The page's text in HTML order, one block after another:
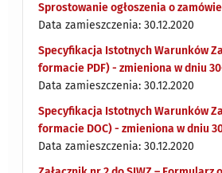
Sprostowanie ogłoszenia o
Data zamieszczenia: 30.12.2020
Specyfikacja Istotnych Warunków
formacie PDF) - zmieniona w dniu
Data zamieszczenia: 30.12.2020
Specyfikacja Istotnych Warunków
formacie DOC) - zmieniona w dniu
Data zamieszczenia: 30.12.2020